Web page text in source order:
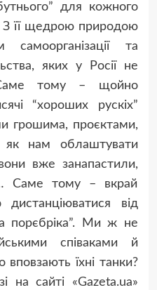
для кожного
З її щедрою природою
та
яких у Росії не
тому – щойно
“хороших рускіх”
грошима, проєктами,
як нам облаштувати
вже занапастили,
Саме тому – вкрай
від
порєбріка”. Ми ж не
співаками й
вповзають їхні танки?
на сайті «Gazeta.ua»